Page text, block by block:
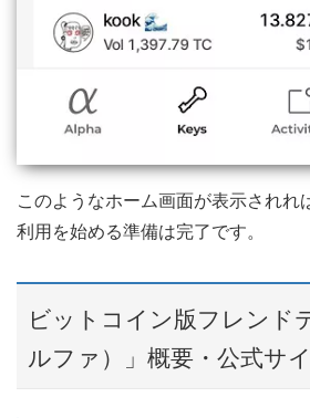
このようなホーム画面が表示されれ
利用を始める準備は完了です。
ビットコイン版フレンド
ルファ）」概要・公式サ